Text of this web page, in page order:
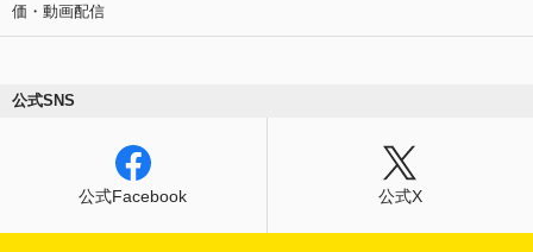
価・動画配信
公式SNS
公式Facebook 公式X